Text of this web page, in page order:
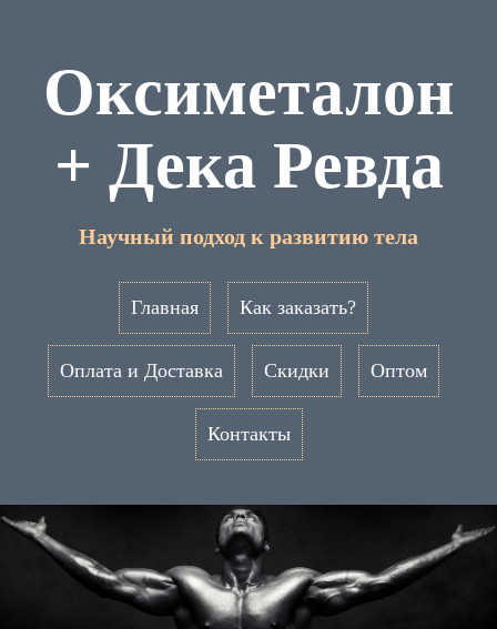
Оксиметалон
+ Дека Ревда
Научный подход к развитию тела
Главная Как заказать?
Оплата и Доставка Скидки Оптом
Контакты